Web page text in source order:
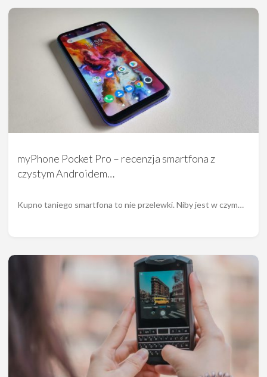
myPhone Pocket Pro – recenzja smartfona z
czystym Androidem…
Kupno taniego smartfona to nie przelewki. Niby jest w czym…